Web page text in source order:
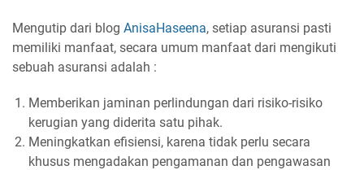
Mengutip dari blog AnisaHaseena, setiap asuransi pasti
memiliki manfaat, secara umum manfaat dari mengikuti
sebuah asuransi adalah :
Memberikan jaminan perlindungan dari risiko-risiko
kerugian yang diderita satu pihak.
Meningkatkan efisiensi, karena tidak perlu secara
khusus mengadakan pengamanan dan pengawasan